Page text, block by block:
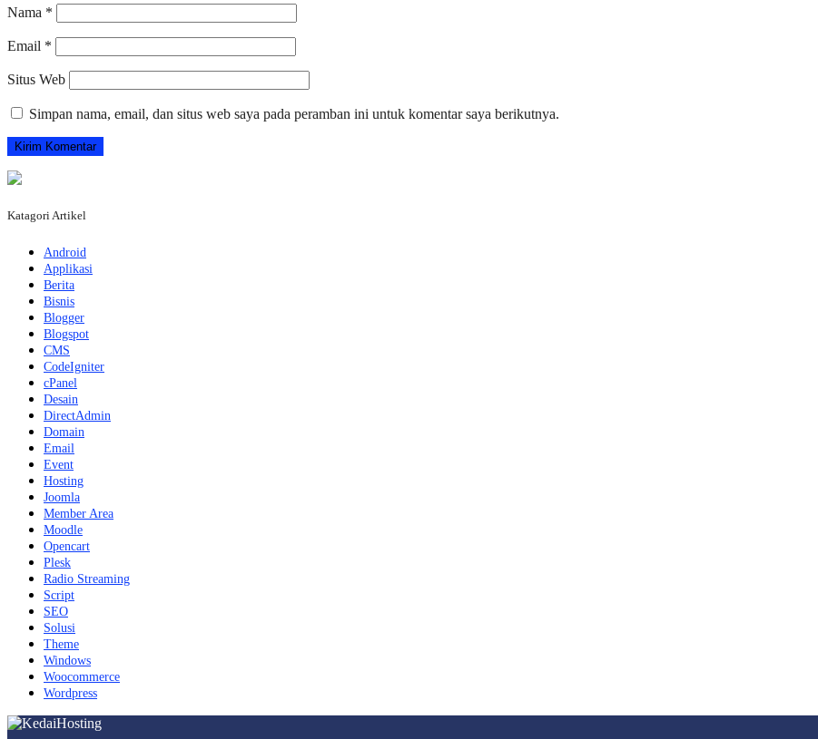
Nama *
Email *
Situs Web
Simpan nama, email, dan situs web saya pada peramban ini untuk komentar saya berikutnya.
Katagori Artikel
Android
Applikasi
Berita
Bisnis
Blogger
Blogspot
CMS
CodeIgniter
cPanel
Desain
DirectAdmin
Domain
Email
Event
Hosting
Joomla
Member Area
Moodle
Opencart
Plesk
Radio Streaming
Script
SEO
Solusi
Theme
Windows
Woocommerce
Wordpress